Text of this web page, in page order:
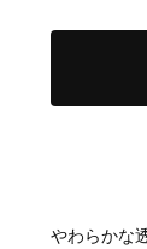
やわらかな